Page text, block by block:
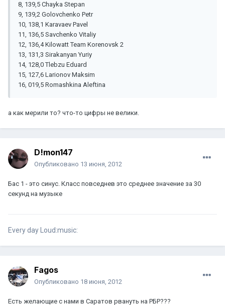
8, 139,5 Chayka Stepan
9, 139,2 Golovchenko Petr
10, 138,1 Karavaev Pavel
11, 136,5 Savchenko Vitaliy
12, 136,4 Kilowatt Team Korenovsk 2
13, 131,3 Sirakanyan Yuriy
14, 128,0 Tlebzu Eduard
15, 127,6 Larionov Maksim
16, 019,5 Romashkina Aleftina
а как мерили то? что-то цифры не велики.
D!mon147
Опубликовано 13 июня, 2012
Бас 1 - это синус. Класс повседнев это среднее значение за 30
секунд на музыке
Every day Loud:music:
Fagos
Опубликовано 18 июня, 2012
Есть желающие с нами в Саратов рвануть на РБР???